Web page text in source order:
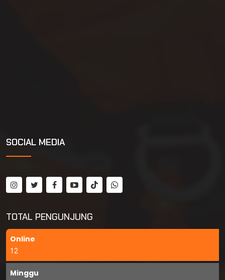
SOCIAL MEDIA
TOTAL PENGUNJUNG
Online
12
Minggu